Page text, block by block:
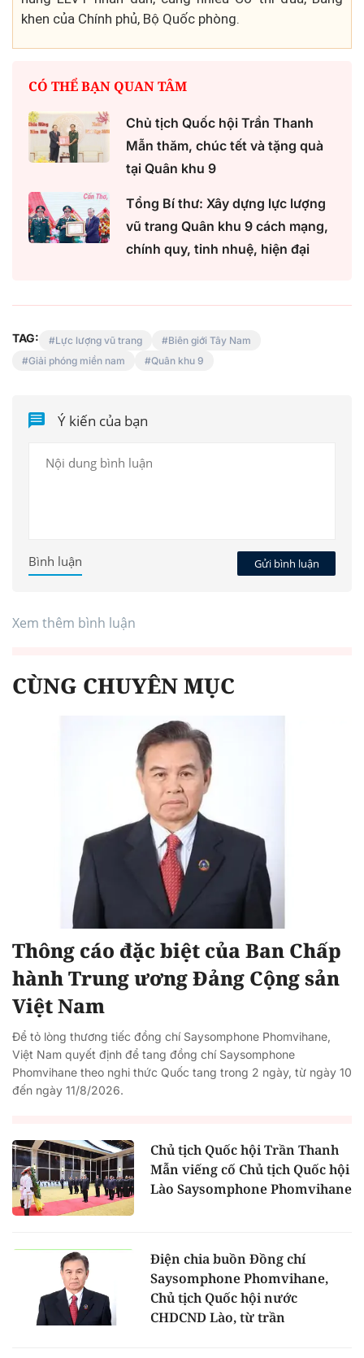
khen của Chính phủ, Bộ Quốc phòng.
CÓ THỂ BẠN QUAN TÂM
Chủ tịch Quốc hội Trần Thanh
Mẫn thăm, chúc tết và tặng quà
tại Quân khu 9
Tổng Bí thư: Xây dựng lực lượng
vũ trang Quân khu 9 cách mạng,
chính quy, tinh nhuệ, hiện đại
TAG: Lực lượng vũ trang
Biên giới Tây Nam
Giải phóng miền nam
Quân khu 9
Ý kiến của bạn
Gửi bình luận
Bình luận
Xem thêm bình luận
CÙNG CHUYÊN MỤC
Thông cáo đặc biệt của Ban Chấp
hành Trung ương Đảng Cộng sản
Việt Nam
Để tỏ lòng thương tiếc đồng chí Saysomphone Phomvihane,
Việt Nam quyết định để tang đồng chí Saysomphone
Phomvihane theo nghi thức Quốc tang trong 2 ngày, từ ngày 10
đến ngày 11/8/2026.
Chủ tịch Quốc hội Trần Thanh
Mẫn viếng cố Chủ tịch Quốc hội
Lào Saysomphone Phomvihane
Điện chia buồn Đồng chí
Saysomphone Phomvihane,
Chủ tịch Quốc hội nước
CHDCND Lào, từ trần